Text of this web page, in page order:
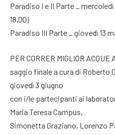
Paradiso I e II Parte _
18.00)
Paradiso III Parte _ giovedì 13
PER CORRER MIGLIOR
saggio finale a cura di Roberto
giovedì 3 giugno
con i/le partecipanti ai
Maria Teresa Campus,
Simonetta Graziano, Lorenzo